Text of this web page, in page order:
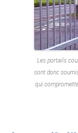
Les portails
sont donc
qui